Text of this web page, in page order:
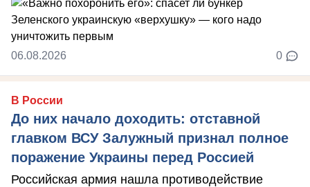
06.08.2026 0
В России
До них начало доходить: отставной
главком ВСУ Залужный признал полное
поражение Украины перед Россией
Российская армия нашла противодействие